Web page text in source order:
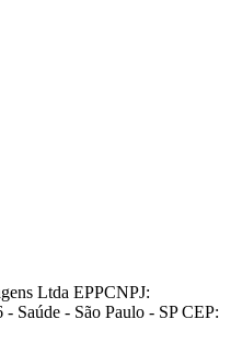
Ltda EPPCNPJ:
Saúde - São Paulo - SP CEP: